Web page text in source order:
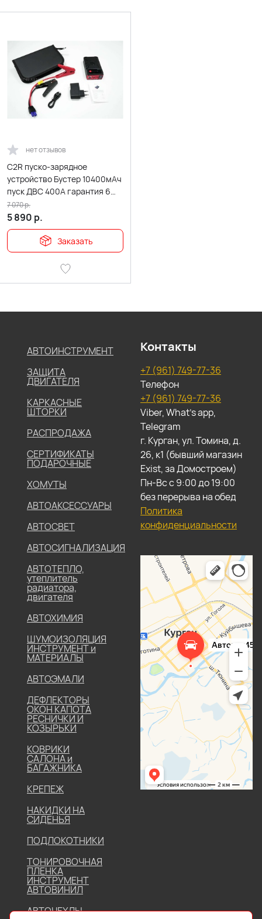
нет отзывов
C2R пуско-зарядное
устройство Бустер 10400мАч
пуск ДВС 400A гарантия 6
месяцев BLY-B9
5 890 р.
7 070р.
Заказать
АВТОИНСТРУМЕНТ
ЗАЩИТА
ДВИГАТЕЛЯ
КАРКАСНЫЕ
ШТОРКИ
РАСПРОДАЖА
СЕРТИФИКАТЫ
ПОДАРОЧНЫЕ
ХОМУТЫ
АВТОАКСЕССУАРЫ
АВТОСВЕТ
АВТОСИГНАЛИЗАЦИЯ
АВТОТЕПЛО,
утеплитель
радиатора,
двигателя
АВТОХИМИЯ
ШУМОИЗОЛЯЦИЯ
ИНСТРУМЕНТ и
МАТЕРИАЛЫ
АВТОЭМАЛИ
ДЕФЛЕКТОРЫ
ОКОН КАПОТА
РЕСНИЧКИ И
КОЗЫРЬКИ
КОВРИКИ
САЛОНА и
БАГАЖНИКА
КРЕПЕЖ
НАКИДКИ НА
СИДЕНЬЯ
ПОДЛОКОТНИКИ
ТОНИРОВОЧНАЯ
ПЛЕНКА
ИНСТРУМЕНТ
АВТОВИНИЛ
АВТОЧЕХЛЫ
Контакты
+7 (961) 749-77-36
Телефон
+7 (961) 749-77-36
Viber, What's app,
Telegram
г. Курган, ул. Томина, д.
26, к1 (бывший магазин
Exist, за Домостроем)
Пн-Вс с 9:00 до 19:00
без перерыва на обед
Политика
конфиденциальности